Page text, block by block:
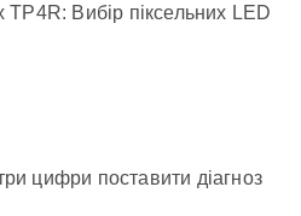
Вибір піксельних LED
цифри поставити діагноз